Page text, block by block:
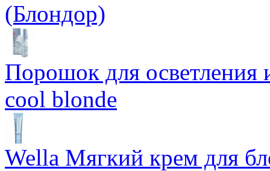
(Блондор)
Порошок для осветления
cool blonde
Wella Мягкий крем для